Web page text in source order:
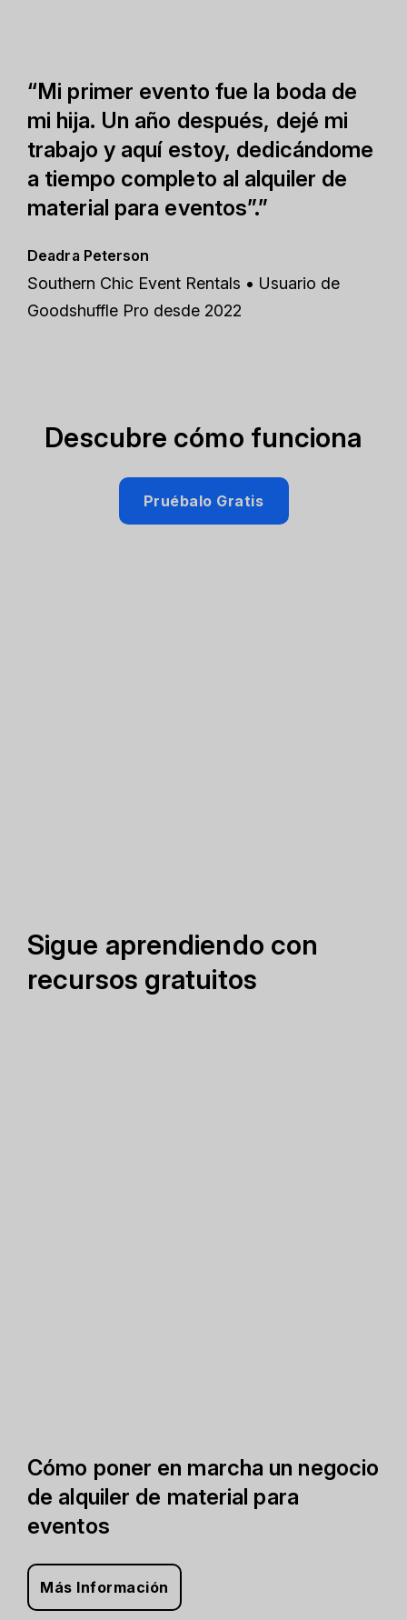
“Mi primer evento fue la boda de
mi hija. Un año después, dejé mi
trabajo y aquí estoy, dedicándome
a tiempo completo al alquiler de
material para eventos”.”
Deadra Peterson
Southern Chic Event Rentals • Usuario de
Goodshuffle Pro desde 2022
Descubre cómo funciona
Pruébalo Gratis
Sigue aprendiendo con
recursos gratuitos
Cómo poner en marcha un negocio
de alquiler de material para
eventos
Más Información